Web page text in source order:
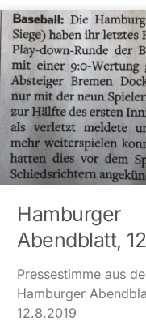
Hamburger
Abendblatt,
Pressestimme aus
Hamburger
12.8.2019